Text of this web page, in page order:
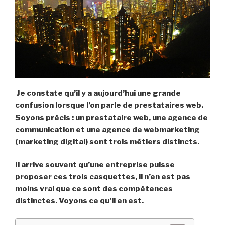
Je constate qu’il y a aujourd’hui une grande
confusion lorsque l’on parle de prestataires web.
Soyons précis : un prestataire web, une agence de
communication et une agence de webmarketing
(marketing digital) sont trois métiers distincts.
Il arrive souvent qu’une entreprise puisse
proposer ces trois casquettes, il n’en est pas
moins vrai que ce sont des compétences
distinctes. Voyons ce qu’il en est.